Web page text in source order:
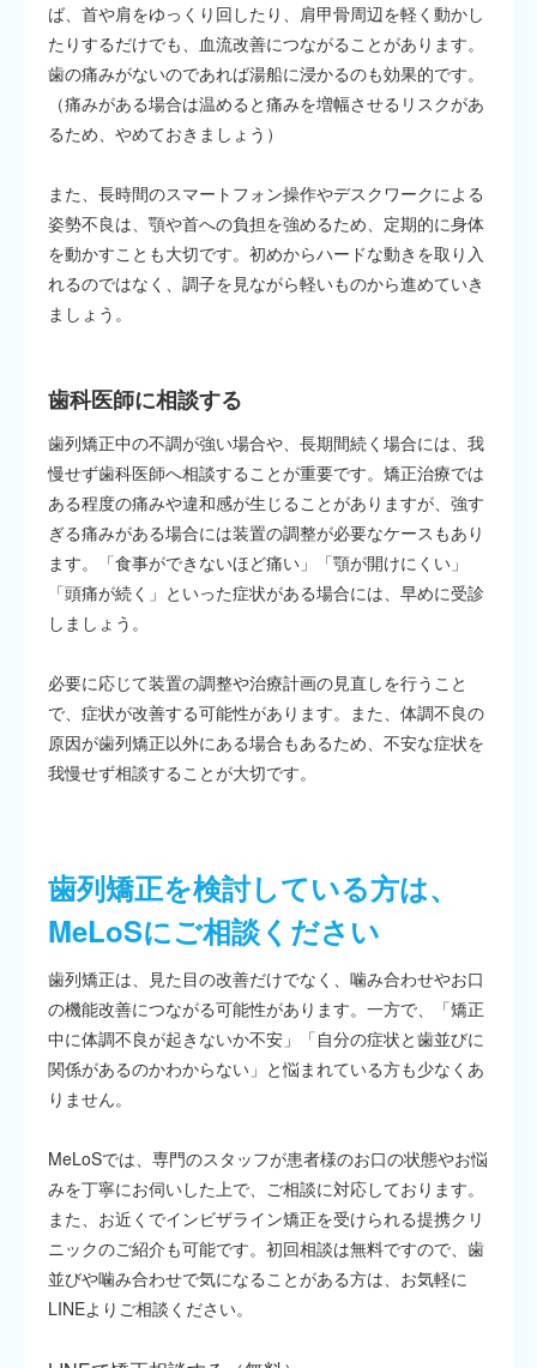
ば、首や肩をゆっくり回したり、肩甲骨周辺を軽く動かし
たりするだけでも、血流改善につながることがあります。
歯の痛みがないのであれば湯船に浸かるのも効果的です。
（痛みがある場合は温めると痛みを増幅させるリスクがあ
るため、やめておきましょう）
また、長時間のスマートフォン操作やデスクワークによる
姿勢不良は、顎や首への負担を強めるため、定期的に身体
を動かすことも大切です。初めからハードな動きを取り入
れるのではなく、調子を見ながら軽いものから進めていき
ましょう。
歯科医師に相談する
歯列矯正中の不調が強い場合や、長期間続く場合には、我
慢せず歯科医師へ相談することが重要です。矯正治療では
ある程度の痛みや違和感が生じることがありますが、強す
ぎる痛みがある場合には装置の調整が必要なケースもあり
ます。「食事ができないほど痛い」「顎が開けにくい」
「頭痛が続く」といった症状がある場合には、早めに受診
しましょう。
必要に応じて装置の調整や治療計画の見直しを行うこと
で、症状が改善する可能性があります。また、体調不良の
原因が歯列矯正以外にある場合もあるため、不安な症状を
我慢せず相談することが大切です。
歯列矯正を検討している方は、
MeLoSにご相談ください
歯列矯正は、見た目の改善だけでなく、噛み合わせやお口
の機能改善につながる可能性があります。一方で、「矯正
中に体調不良が起きないか不安」「自分の症状と歯並びに
関係があるのかわからない」と悩まれている方も少なくあ
りません。
MeLoSでは、専門のスタッフが患者様のお口の状態やお悩
みを丁寧にお伺いした上で、ご相談に対応しております。
また、お近くでインビザライン矯正を受けられる提携クリ
ニックのご紹介も可能です。初回相談は無料ですので、歯
並びや噛み合わせで気になることがある方は、お気軽に
LINEよりご相談ください。